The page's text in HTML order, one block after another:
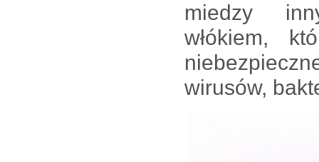
miedzy
włókiem,
wirusów,